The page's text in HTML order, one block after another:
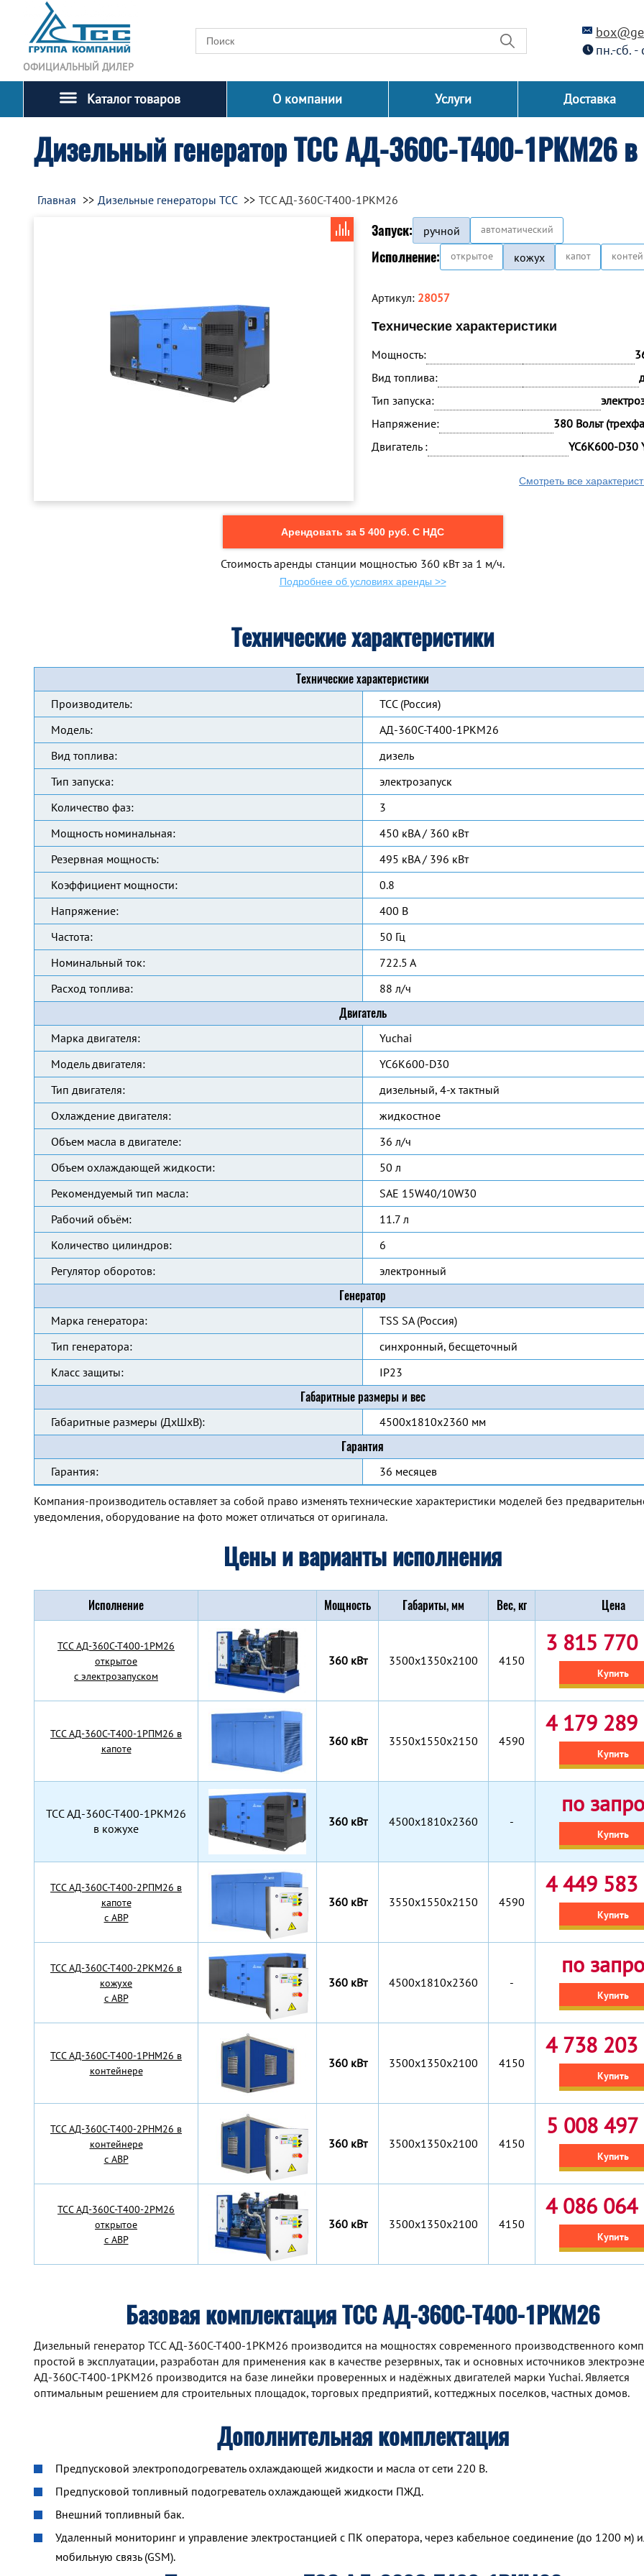
ОФИЦИАЛЬНЫЙ ДИЛЕР
пн.-сб.
Каталог товаров О компании Услуги Доставка
Дизельный генератор ТСС АД-360С-Т400-1РКМ26 в
Главная Дизельные генераторы ТСС ТСС АД-360С-Т400-1РКМ26
Запуск: ручной автоматический
Исполнение: открытое кожух капот
Артикул: 28057
Технические характеристики
Мощность:
Вид топлива:
Тип запуска:
Напряжение:
380 Вольт
Двигатель :
YC6K600-D30
Смотреть все
Арендовать за 5 400 руб. С НДС
Стоимость аренды станции мощностью 360 кВт за 1 м/ч.
Подробнее об условиях аренды >>
Технические характеристики
Технические характеристики
Производитель:
ТСС (Россия)
Модель:
АД-360С-Т400-1РКМ26
Вид топлива:
дизель
Тип запуска:
электрозапуск
Количество фаз:
3
Мощность номинальная:
450 кВА / 360 кВт
Резервная мощность:
495 кВА / 396 кВт
Коэффициент мощности:
0.8
Напряжение:
400 В
Частота:
50 Гц
Номинальный ток:
722.5 А
Расход топлива:
88 л/ч
Двигатель
Марка двигателя:
Yuchai
Модель двигателя:
YC6K600-D30
Тип двигателя:
дизельный, 4-х тактный
Охлаждение двигателя:
жидкостное
Объем масла в двигателе:
36 л/ч
Объем охлаждающей жидкости:
50 л
Рекомендуемый тип масла:
SAE 15W40/10W30
Рабочий объём:
11.7 л
Количество цилиндров:
6
Регулятор оборотов:
электронный
Генератор
Марка генератора:
TSS SA (Россия)
Тип генератора:
синхронный, бесщеточный
Класс защиты:
IP23
Габаритные размеры и вес
Габаритные размеры (ДхШхВ): 4500x1810x2360 мм
Гарантия
Гарантия: 36 месяцев
Компания-производитель оставляет за собой право изменять технические характеристики моделей без
уведомления, оборудование на фото может отличаться от оригинала.
Цены и варианты исполнения
Исполнение Мощность Габариты, мм Вес, кг Цена
TCC АД-360С-Т400-1РМ26
открытое
с электрозапуском
360 кВт 3500x1350x2100 4150
3 815 770
Купить
TCC АД-360С-Т400-1РПМ26 в
капоте
360 кВт 3550x1550x2150 4590
4 179 289
Купить
TCC АД-360С-Т400-1РКМ26
в кожухе
360 кВт 4500x1810x2360 -
по
Купить
TCC АД-360С-Т400-2РПМ26 в
капоте
с АВР
360 кВт 3550x1550x2150 4590
4 449 583
Купить
TCC АД-360С-Т400-2РКМ26 в
кожухе
с АВР
360 кВт 4500x1810x2360 -
по
Купить
TCC АД-360С-Т400-1РНМ26 в
контейнере
360 кВт 3500x1350x2100 4150
4 738 203
Купить
TCC АД-360С-Т400-2РНМ26 в
контейнере
с АВР
360 кВт 3500x1350x2100 4150
5 008 497
Купить
TCC АД-360С-Т400-2РМ26
открытое
с АВР
360 кВт 3500x1350x2100 4150
4 086 064
Купить
Базовая комплектация ТСС АД-360С-Т400-1РКМ26
Дизельный генератор TCC АД-360С-Т400-1РКМ26 производится на мощностях современного производственного
простой в эксплуатации, разработан для применения как в качестве резервных, так и основных источников
АД-360С-Т400-1РКМ26 производится на базе линейки проверенных и надёжных двигателей марки Yuchai. Является
оптимальным решением для строительных площадок, торговых предприятий, коттеджных поселков, частных домов.
Дополнительная комплектация
Предпусковой электроподогреватель охлаждающей жидкости и масла от сети 220 В.
Предпусковой топливный подогреватель охлаждающей жидкости ПЖД.
Внешний топливный бак.
Удаленный мониторинг и управление электростанцией с ПК оператора, через кабельное соединение (до 1200 м)
мобильную связь (GSM).